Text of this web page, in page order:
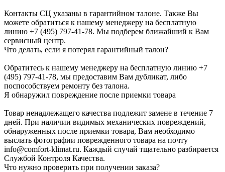
Контакты СЦ указаны в гарантийном талоне. Также Вы
можете обратиться к нашему менеджеру на бесплатную
линию +7 (495) 797-41-78. Мы подберем ближайший к Вам
сервисный центр.
Что делать, если я потерял гарантийный талон?
Обратитесь к нашему менеджеру на бесплатную линию +7
(495) 797-41-78, мы предоставим Вам дубликат, либо
поспособствуем ремонту без талона.
Я обнаружил повреждение после приемки товара
Товар ненадлежащего качества подлежит замене в течение 7
дней. При наличии видимых механических повреждений,
обнаруженных после приемки товара, Вам необходимо
выслать фотографии поврежденного товара на почту
info@comfort-klimat.ru. Каждый случай тщательно разбирается
Службой Контроля Качества.
Что нужно проверить при получении заказа?